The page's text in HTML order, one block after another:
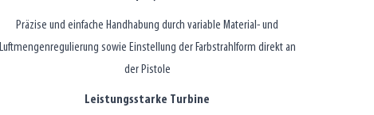
Präzise und einfache Handhabung durch variable Material- und
Luftmengenregulierung sowie Einstellung der Farbstrahlform direkt an
der Pistole
Leistungsstarke Turbine